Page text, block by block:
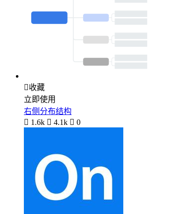
收藏
立即使用
右侧分布结构
 1.6k  4.1k  0